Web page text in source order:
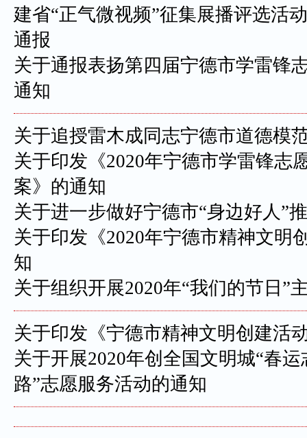
建省“正气微视频”征集展播评选活
通报
关于通报表扬第四届宁德市学雷锋
通知
关于追授雷木成同志宁德市道德模
关于印发《2020年宁德市学雷锋志
案》的通知
关于进一步做好宁德市“身边好人”
关于印发《2020年宁德市精神文明
知
关于组织开展2020年“我们的节日”
关于印发《宁德市精神文明创建活
关于开展2020年创全国文明城“春
路”志愿服务活动的通知